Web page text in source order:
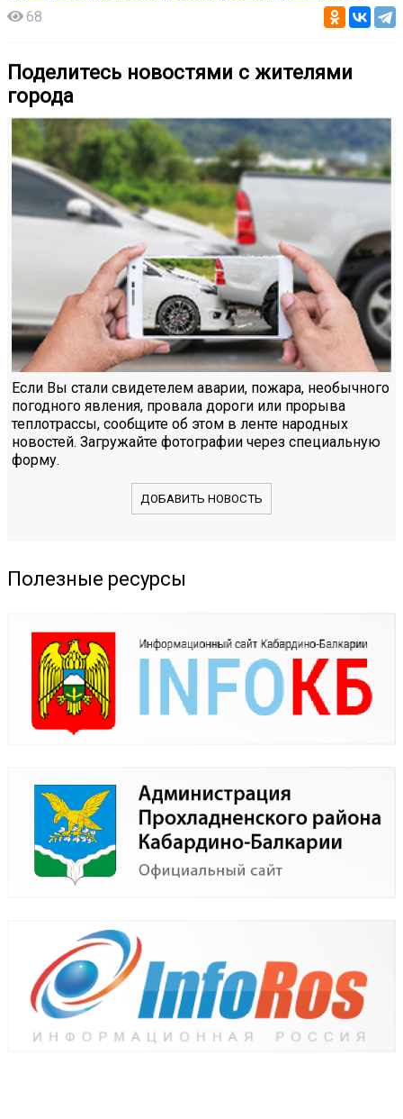
68
Поделитесь новостями с жителями
города
Если Вы стали свидетелем аварии, пожара, необычного
погодного явления, провала дороги или прорыва
теплотрассы, сообщите об этом в ленте народных
новостей. Загружайте фотографии через специальную
форму.
ДОБАВИТЬ НОВОСТЬ
Полезные ресурсы